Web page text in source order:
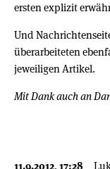
ersten explizit
Und
überarbeiteten
jeweiligen Artikel.
Mit Dank auch an
11.9.2012, 17:28